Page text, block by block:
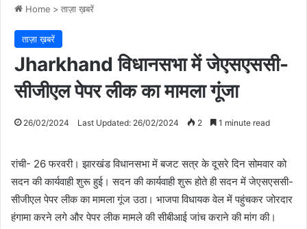
Home > ताज़ा ख़बरें
ताज़ा ख़बरें
Jharkhand विधानसभा में जेएसएससी-
सीजीएल पेपर लीक का मामला गूंजा
26/02/2024 Last Updated: 26/02/2024 2 1 minute read
रांची- 26 फरवरी। झारखंड विधानसभा में बजट सत्र के दूसरे दिन सोमवार को
सदन की कार्यवाही शुरू हुई। सदन की कार्यवाही शुरू होते ही सदन में जेएसएससी-
सीजीएल पेपर लीक का मामला गूंज उठा। भाजपा विधायक वेल में पहुंचकर जोरदार
हंगामा करने लगे और पेपर लीक मामले की सीबीआई जांच कराने की मांग की।